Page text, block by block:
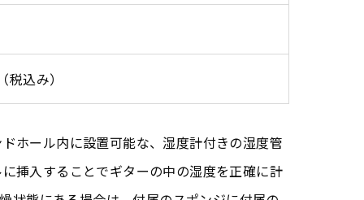
込み）
ホール内に設置可能な、湿度計付きの湿度管
挿入することでギターの中の湿度を正確に計